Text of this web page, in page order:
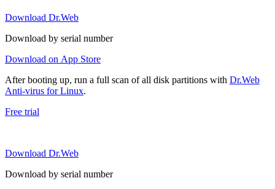
Download Dr.Web
Download by serial number
Download on App Store
After booting up, run a full scan of all disk partitions with Dr.Web
Anti-virus for Linux.
Free trial
Download Dr.Web
Download by serial number